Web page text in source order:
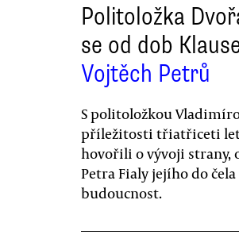
Politoložka
se od dob
Vojtěch Petrů
S politoložkou
příležitosti třiatřiceti let
hovořili o vývoji strany,
Petra Fialy jejího do
budoucnost.